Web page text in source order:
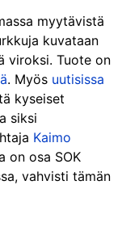
myytävistä
kuvataan
viroksi. Tuote on
. Myös uutisissa
kyseiset
siksi
Kaimo
on osa SOK
vahvisti tämän